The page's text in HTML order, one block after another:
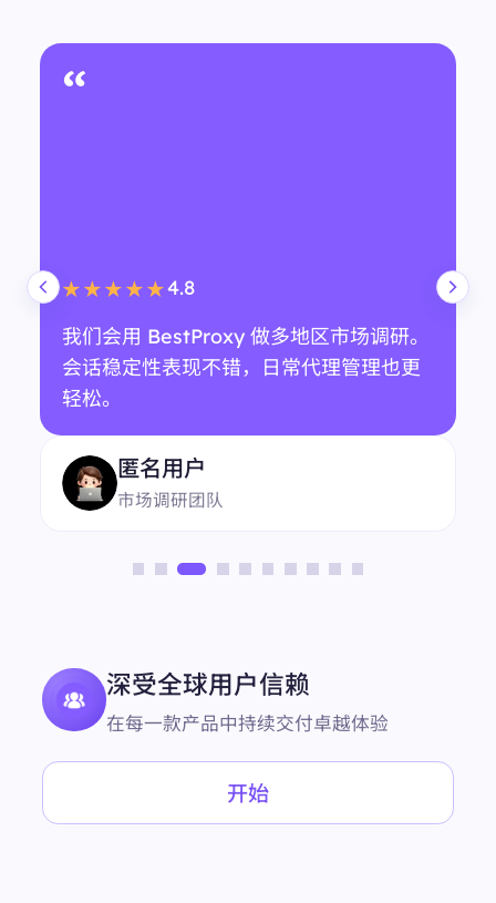
“
★★★★★4.8
我们会用 BestProxy 做多地区市场调研。
会话稳定性表现不错，日常代理管理也更
轻松。
匿名用户
市场调研团队
深受全球用户信赖
在每一款产品中持续交付卓越体验
开始